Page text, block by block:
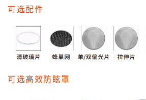
可选配件
可选高效防眩罩